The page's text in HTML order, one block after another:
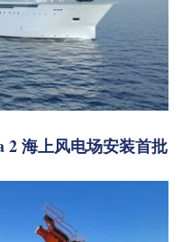
海上风电场安装首批